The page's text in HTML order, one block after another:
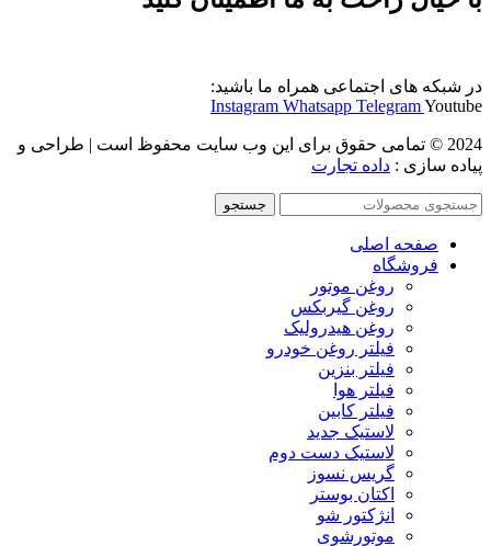
در شبکه های اجتماعی همراه ما باشید:
Instagram Whatsapp TelegramYoutube
2024 © تمامی حقوق برای این وب سایت محفوظ است | طراحی و
پیاده سازی : داده تجارت
جستجو
صفحه اصلی
فروشگاه
روغن موتور
روغن گیربکس
روغن هیدرولیک
فیلتر روغن خودرو
فیلتر بنزین
فیلتر هوا
فیلتر کابین
لاستیک جدید
لاستیک دست دوم
گریس نسوز
اکتان بوستر
انژکتور شو
موتورشوی